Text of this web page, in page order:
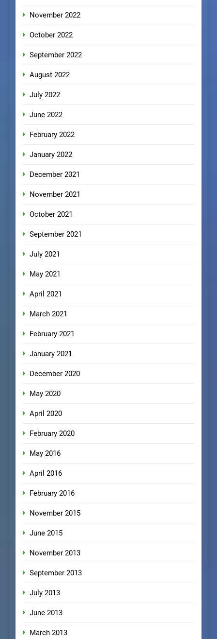
November 2022
October 2022
September 2022
August 2022
July 2022
June 2022
February 2022
January 2022
December 2021
November 2021
October 2021
September 2021
July 2021
May 2021
April 2021
March 2021
February 2021
January 2021
December 2020
May 2020
April 2020
February 2020
May 2016
April 2016
February 2016
November 2015
June 2015
November 2013
September 2013
July 2013
June 2013
March 2013